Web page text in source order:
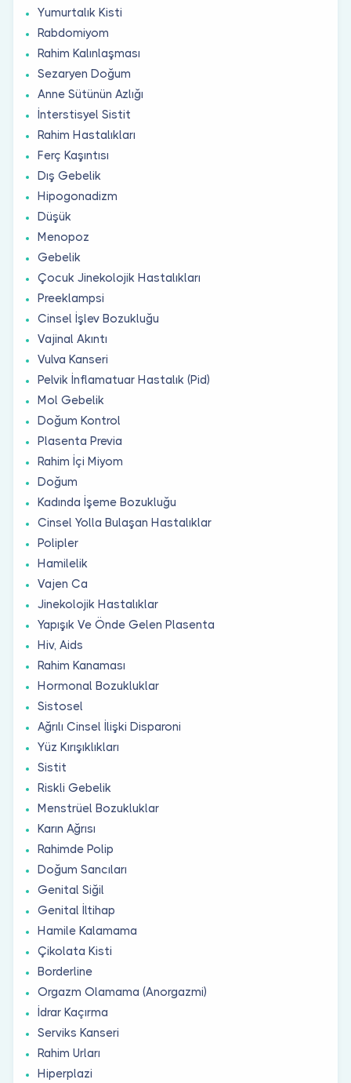
Yumurtalık Kisti
Rabdomiyom
Rahim Kalınlaşması
Sezaryen Doğum
Anne Sütünün Azlığı
İnterstisyel Sistit
Rahim Hastalıkları
Ferç Kaşıntısı
Dış Gebelik
Hipogonadizm
Düşük
Menopoz
Gebelik
Çocuk Jinekolojik Hastalıkları
Preeklampsi
Cinsel İşlev Bozukluğu
Vajinal Akıntı
Vulva Kanseri
Pelvik İnflamatuar Hastalık (Pid)
Mol Gebelik
Doğum Kontrol
Plasenta Previa
Rahim İçi Miyom
Doğum
Kadında İşeme Bozukluğu
Cinsel Yolla Bulaşan Hastalıklar
Polipler
Hamilelik
Vajen Ca
Jinekolojik Hastalıklar
Yapışık Ve Önde Gelen Plasenta
Hiv, Aids
Rahim Kanaması
Hormonal Bozukluklar
Sistosel
Ağrılı Cinsel İlişki Disparoni
Yüz Kırışıklıkları
Sistit
Riskli Gebelik
Menstrüel Bozukluklar
Karın Ağrısı
Rahimde Polip
Doğum Sancıları
Genital Siğil
Genital İltihap
Hamile Kalamama
Çikolata Kisti
Borderline
Orgazm Olamama (Anorgazmi)
İdrar Kaçırma
Serviks Kanseri
Rahim Urları
Hiperplazi